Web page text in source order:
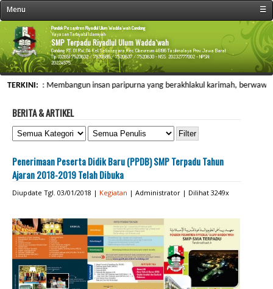
Menu
☰
« Beranda
Profil Sekolah
Fasilitas Sekolah
Kegiatan Sekolah
Data Personalia
Menu Siswa
Galeri & Arsip
Pondok Pesantren Riyadlul Ulum Wadda`wah Condong
Yayasan Tarbiyatul Islamiyah
SMP Terpadu Riyadlul Ulum Wadda`wah
Condong RT. 01 RW. 04 Kel. Setianegara Kec. Cibeureum 46196 Tasikmalaya Prov. Jawa Barat
Tlp. (0265) 7520632 / 7520586 / 7520637 / 7520630 - NSS: 20232777002 - NPSN:
20224575
TERKINI:
VISI : Membangun insan paripurna yang berakhlakul karimah, berwawasan
BERITA & ARTIKEL
Penerimaan Peserta Didik Baru (PPDB) SMP Terpadu Tahun
Ajaran 2018-2019 Telah Dibuka
Diupdate Tgl. 03/01/2018 | Kegiatan | Administrator | Dilihat 3249x